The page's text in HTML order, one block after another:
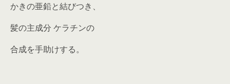
かきの亜鉛と結びつき、
髪の主成分 ケラチンの
合成を手助けする。